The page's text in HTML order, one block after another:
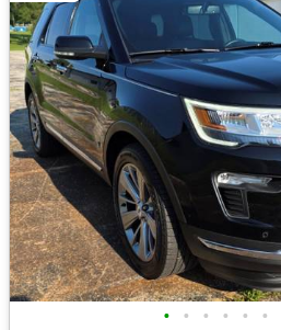
• • • • • •